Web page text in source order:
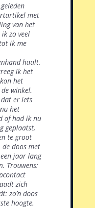
met
van het
zo veel
ik me
haalt.
ik het
het
winkel.
er iets
het
of had ík nu
geplaatst,
te groot
doos met
jaar lang
Trouwens:
zich
zo’n doos
hoogte.